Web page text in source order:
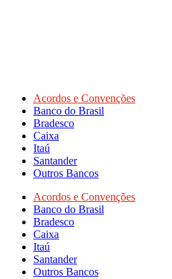
Acordos e Convenções
Banco do Brasil
Bradesco
Caixa
Itaú
Santander
Outros Bancos
Acordos e Convenções
Banco do Brasil
Bradesco
Caixa
Itaú
Santander
Outros Bancos